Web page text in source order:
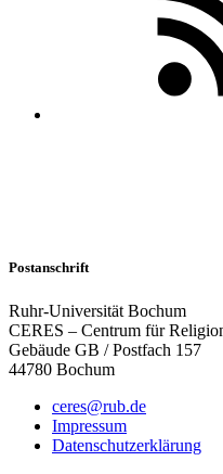
Postanschrift
Ruhr-Universität Bochum
CERES – Centrum für
Gebäude GB / Postfach 157
44780 Bochum
ceres@rub.de
Impressum
Datenschutzerklärung